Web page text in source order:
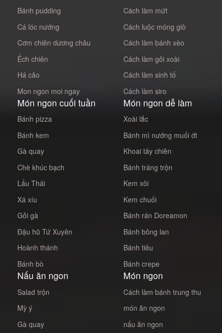
Bánh pudding
Cá lóc nướng
Cơm chiên dương châu
Ếch chiên
Há cảo
Mon ngon moi ngay
Cách làm mứt
Cách luộc móng giò
Cách làm bánh xèo
Cách làm gỏi xoài
Cách làm sinh tố
Cách làm siro
Món ngon cuối tuần
Bánh pizza
Bánh kem
Gà quay
Chè khúc bạch
Lẩu Thái
Xá xíu
Gỏi gà
Đậu hũ Tứ Xuyên
Hoành thánh
Bánh bò
Món ngon dễ làm
Xoài lắc
Bánh mì nướng muối ớt
Khoai tây chiên
Bánh tráng trộn
Kem xôi
Kem chuối
Bánh rán Doreamon
Bánh bông lan
Bánh tiêu
Bánh crepe
Nấu ăn ngon
Salad trộn
Mỳ ý
Gà quay
Món ngon
Cách làm bánh trung thu
món ăn ngon
nấu ăn ngon